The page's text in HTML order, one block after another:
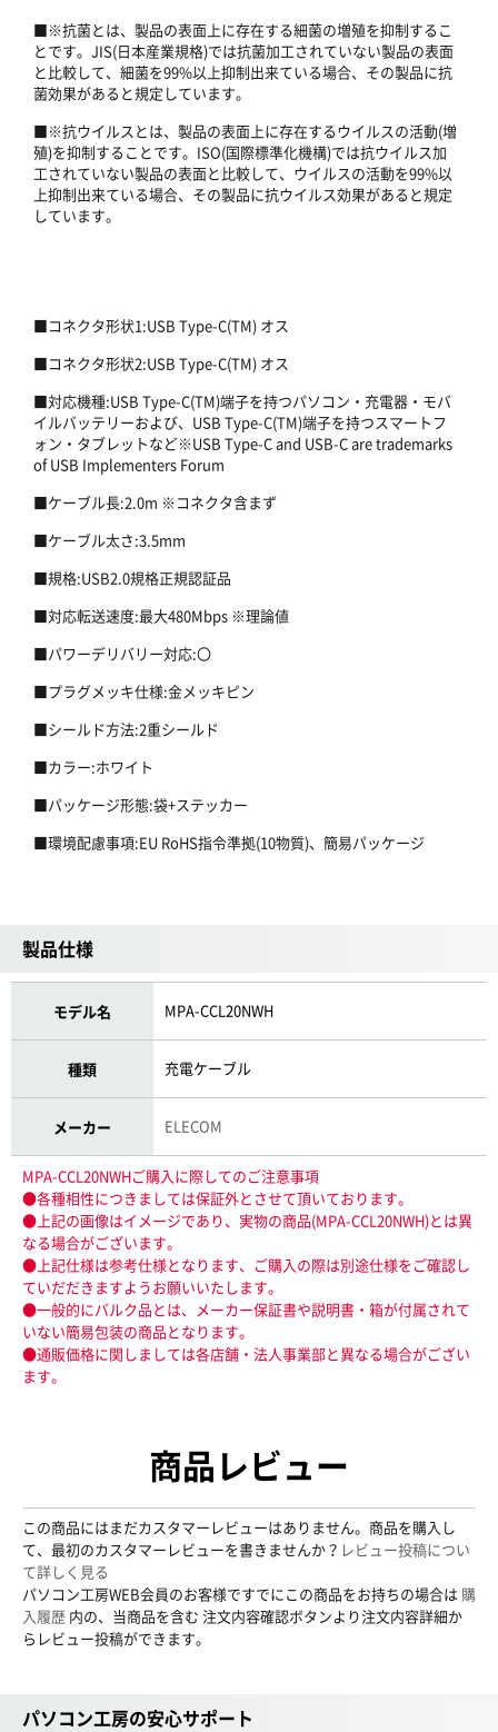
■※抗菌とは、製品の表面上に存在する細菌の増殖を抑制するこ
とです。JIS(日本産業規格)では抗菌加工されていない製品の表面
と比較して、細菌を99%以上抑制出来ている場合、その製品に抗
菌効果があると規定しています。
■※抗ウイルスとは、製品の表面上に存在するウイルスの活動(増
殖)を抑制することです。ISO(国際標準化機構)では抗ウイルス加
工されていない製品の表面と比較して、ウイルスの活動を99%以
上抑制出来ている場合、その製品に抗ウイルス効果があると規定
しています。
■コネクタ形状1:USB Type-C(TM) オス
■コネクタ形状2:USB Type-C(TM) オス
■対応機種:USB Type-C(TM)端子を持つパソコン・充電器・モバ
イルバッテリーおよび、USB Type-C(TM)端子を持つスマートフ
ォン・タブレットなど※USB Type-C and USB-C are trademarks
of USB Implementers Forum
■ケーブル長:2.0m ※コネクタ含まず
■ケーブル太さ:3.5mm
■規格:USB2.0規格正規認証品
■対応転送速度:最大480Mbps ※理論値
■パワーデリバリー対応:〇
■プラグメッキ仕様:金メッキピン
■シールド方法:2重シールド
■カラー:ホワイト
■パッケージ形態:袋+ステッカー
■環境配慮事項:EU RoHS指令準拠(10物質)、簡易パッケージ
製品仕様
モデル名 MPA-CCL20NWH
種類 充電ケーブル
メーカー ELECOM
MPA-CCL20NWHご購入に際してのご注意事項
●各種相性につきましては保証外とさせて頂いております。
●上記の画像はイメージであり、実物の商品(MPA-CCL20NWH)とは異
なる場合がございます。
●上記仕様は参考仕様となります、ご購入の際は別途仕様をご確認し
ていだだきますようお願いいたします。
●一般的にバルク品とは、メーカー保証書や説明書・箱が付属されて
いない簡易包装の商品となります。
●通販価格に関しましては各店舗・法人事業部と異なる場合がござい
ます。
商品レビュー
この商品にはまだカスタマーレビューはありません。商品を購入し
て、最初のカスタマーレビューを書きませんか？ レビュー投稿につい
て詳しく見る
パソコン工房WEB会員のお客様ですでにこの商品をお持ちの場合は 購
入履歴 内の、当商品を含む 注文内容確認ボタンより注文内容詳細か
らレビュー投稿ができます。
パソコン工房の安心サポート